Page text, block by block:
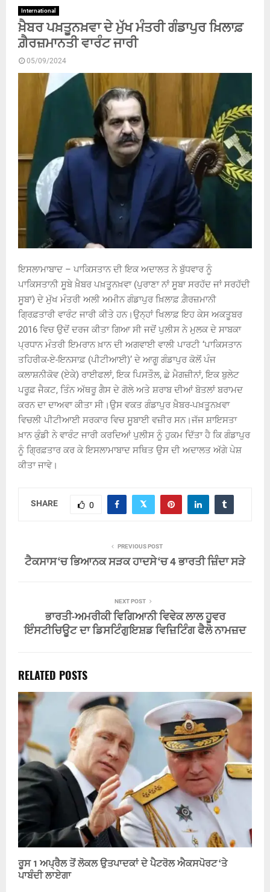
International
ਖ਼ੈਬਰ ਪਖ਼ਤੂਨਖ਼ਵਾ ਦੇ ਮੁੱਖ ਮੰਤਰੀ ਗੰਡਾਪੁਰ ਖ਼ਿਲਾਫ਼
ਗ਼ੈਰਜ਼ਮਾਨਤੀ ਵਾਰੰਟ ਜਾਰੀ
05/09/2024
ਇਸਲਾਮਾਬਾਦ – ਪਾਕਿਸਤਾਨ ਦੀ ਇਕ ਅਦਾਲਤ ਨੇ ਬੁੱਧਵਾਰ ਨੂੰ
ਪਾਕਿਸਤਾਨੀ ਸੂਬੇ ਖ਼ੈਬਰ ਪਖ਼ਤੂਨਖ਼ਵਾ (ਪੁਰਾਣਾ ਨਾਂ ਸੂਬਾ ਸਰਹੱਦ ਜਾਂ ਸਰਹੱਦੀ
ਸੂਬਾ) ਦੇ ਮੁੱਖ ਮੰਤਰੀ ਅਲੀ ਅਮੀਨ ਗੰਡਾਪੁਰ ਖ਼ਿਲਾਫ਼ ਗ਼ੈਰਜ਼ਮਾਨੀ
ਗਿ੍ਰਫ਼ਤਾਰੀ ਵਾਰੰਟ ਜਾਰੀ ਕੀਤੇ ਹਨ।ਉਨ੍ਹਾਂ ਖਿਲਾਫ਼ ਇਹ ਕੇਸ ਅਕਤੂਬਰ
2016 ਵਿਚ ਉਦੋਂ ਦਰਜ ਕੀਤਾ ਗਿਆ ਸੀ ਜਦੋਂ ਪੁਲੀਸ ਨੇ ਮੁਲਕ ਦੇ ਸਾਬਕਾ
ਪ੍ਰਧਾਨ ਮੰਤਰੀ ਇਮਰਾਨ ਖ਼ਾਨ ਦੀ ਅਗਵਾਈ ਵਾਲੀ ਪਾਰਟੀ ‘ਪਾਕਿਸਤਾਨ
ਤਹਿਰੀਕ-ਏ-ਇਨਸਾਫ਼ (ਪੀਟੀਆਈ)’ ਦੇ ਆਗੂ ਗੰਡਾਪੁਰ ਕੋਲੋਂ ਪੰਜ
ਕਲਾਸ਼ਨੀਕੋਵ (ਏਕੇ) ਰਾਈਫਲਾਂ, ਇਕ ਪਿਸਤੌਲ, ਛੇ ਮੈਗਜ਼ੀਨਾਂ, ਇਕ ਬੁਲੇਟ
ਪਰੂਫ਼ ਜੈਕਟ, ਤਿੰਨ ਅੱਥਰੂ ਗੈਸ ਦੇ ਗੋਲੇ ਅਤੇ ਸ਼ਰਾਬ ਦੀਆਂ ਬੋਤਲਾਂ ਬਰਾਮਦ
ਕਰਨ ਦਾ ਦਾਅਵਾ ਕੀਤਾ ਸੀ।ਉਸ ਵਕਤ ਗੰਡਾਪੁਰ ਖ਼ੈਬਰ-ਪਖ਼ਤੂਨਖ਼ਵਾ
ਵਿਚਲੀ ਪੀਟੀਆਈ ਸਰਕਾਰ ਵਿਚ ਸੂਬਾਈ ਵਜ਼ੀਰ ਸਨ।ਜੱਜ ਸ਼ਾਇਸਤਾ
ਖ਼ਾਨ ਕੁੰਡੀ ਨੇ ਵਾਰੰਟ ਜਾਰੀ ਕਰਦਿਆਂ ਪੁਲੀਸ ਨੂੰ ਹੁਕਮ ਦਿੱਤਾ ਹੈ ਕਿ ਗੰਡਾਪੁਰ
ਨੂੰ ਗਿ੍ਰਫ਼ਤਾਰ ਕਰ ਕੇ ਇਸਲਾਮਾਬਾਦ ਸਥਿਤ ਉਸ ਦੀ ਅਦਾਲਤ ਅੱਗੇ ਪੇਸ਼
ਕੀਤਾ ਜਾਵੇ।
SHARE 0
PREVIOUS POST
ਟੈਕਸਾਸ ‘ਚ ਭਿਆਨਕ ਸੜਕ ਹਾਦਸੇ ‘ਚ 4 ਭਾਰਤੀ ਜ਼ਿੰਦਾ ਸੜੇ
NEXT POST
ਭਾਰਤੀ-ਅਮਰੀਕੀ ਵਿਗਿਆਨੀ ਵਿਵੇਕ ਲਾਲ ਹੂਵਰ
ਇੰਸਟੀਚਿਊਟ ਦਾ ਡਿਸਟਿੰਗੁਇਸ਼ਡ ਵਿਜ਼ਿਟਿੰਗ ਫੈਲੋ ਨਾਮਜ਼ਦ
RELATED POSTS
ਰੂਸ 1 ਅਪ੍ਰੈਲ ਤੋਂ ਲੋਕਲ ਉਤਪਾਦਕਾਂ ਦੇ ਪੈਟਰੋਲ ਐਕਸਪੋਰਟ ‘ਤੇ
ਪਾਬੰਦੀ ਲਾਏਗਾ